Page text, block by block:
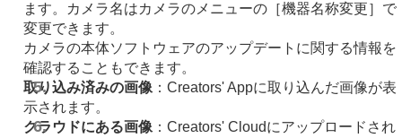
ます。カメラ名はカメラのメニューの ［機器名称変更］ で
変更できます。
カメラの本体ソフトウェアのアップデートに関する情報を
確認することもできます。
取り込み済みの画像 ：Creators' Appに取り込んだ画像が表
示されます。
クラウドにある画像 ：Creators' Cloudにアップロードされ